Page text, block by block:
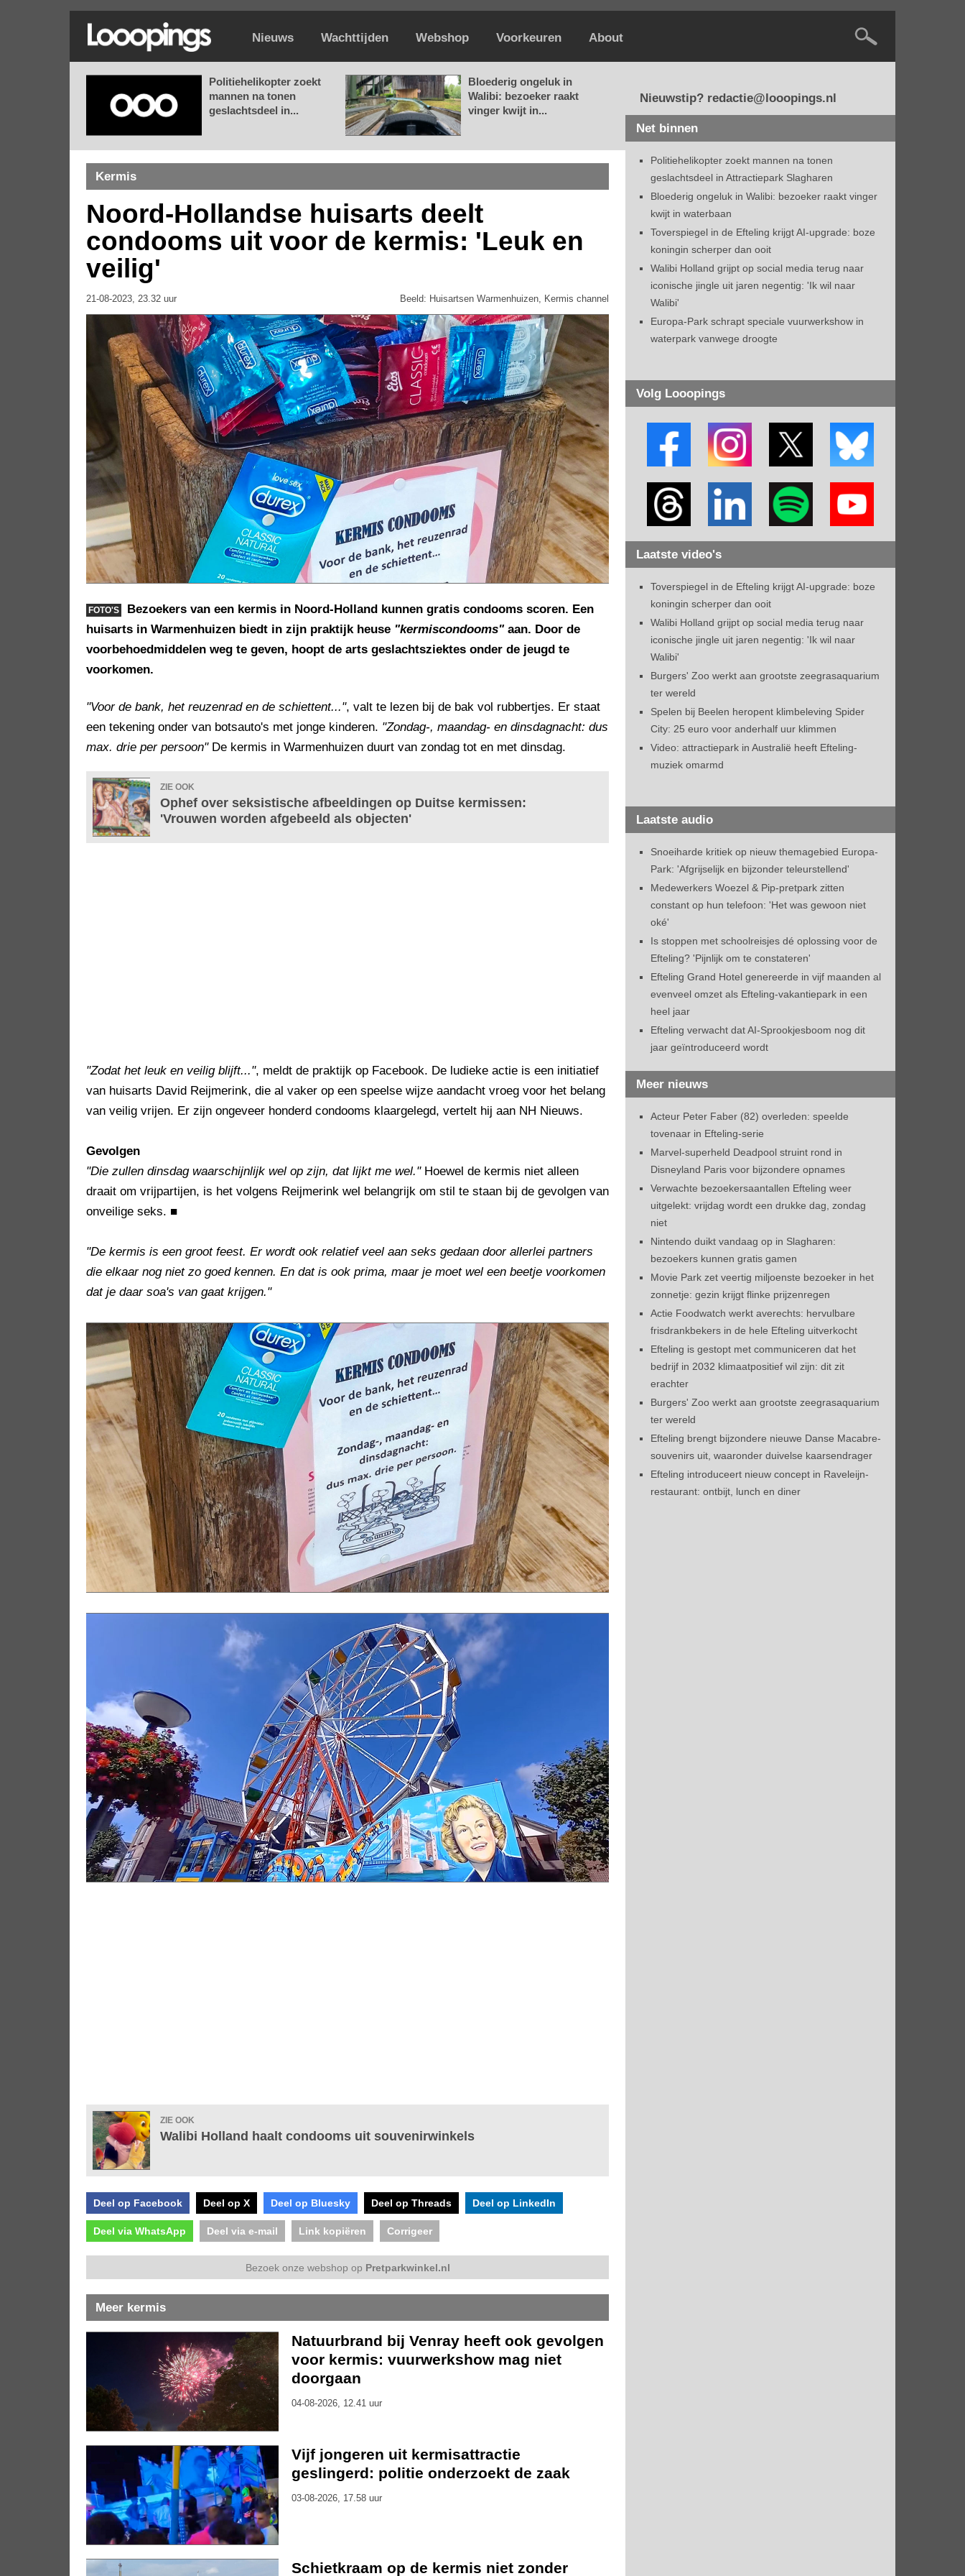
Nieuws Wachttijden Webshop Voorkeuren About
Politiehelikopter zoekt
mannen na tonen
geslachtsdeel in...
Bloederig ongeluk in
Walibi: bezoeker raakt
vinger kwijt in...
Kermis
Noord-Hollandse huisarts deelt
condooms uit voor de kermis: 'Leuk en
veilig'
21-08-2023, 23.32 uur Beeld: Huisartsen Warmenhuizen, Kermis channel
FOTO'S
Bezoekers van een kermis in Noord-Holland kunnen gratis condooms scoren. Een
huisarts in Warmenhuizen biedt in zijn praktijk heuse "kermiscondooms"aan. Door de
voorbehoedmiddelen weg te geven, hoopt de arts geslachtsziektes onder de jeugd te
voorkomen.
"Voor de bank, het reuzenrad en de schiettent...", valt te lezen bij de bak vol rubbertjes. Er staat
een tekening onder van botsauto's met jonge kinderen. "Zondag-, maandag- en dinsdagnacht: dus
max. drie per persoon"De kermis in Warmenhuizen duurt van zondag tot en met dinsdag.
ZIE OOK
Ophef over seksistische afbeeldingen op Duitse kermissen:
'Vrouwen worden afgebeeld als objecten'
"Zodat het leuk en veilig blijft...", meldt de praktijk op Facebook. De ludieke actie is een initiatief
van huisarts David Reijmerink, die al vaker op een speelse wijze aandacht vroeg voor het belang
van veilig vrijen. Er zijn ongeveer honderd condooms klaargelegd, vertelt hij aan NH Nieuws.
Gevolgen
"Die zullen dinsdag waarschijnlijk wel op zijn, dat lijkt me wel."Hoewel de kermis niet alleen
draait om vrijpartijen, is het volgens Reijmerink wel belangrijk om stil te staan bij de gevolgen van
onveilige seks. ■
"De kermis is een groot feest. Er wordt ook relatief veel aan seks gedaan door allerlei partners
die elkaar nog niet zo goed kennen. En dat is ook prima, maar je moet wel een beetje voorkomen
dat je daar soa's van gaat krijgen."
ZIE OOK
Walibi Holland haalt condooms uit souvenirwinkels
Deel op Facebook Deel op X Deel op Bluesky Deel op Threads Deel op LinkedIn
Deel via WhatsApp Deel via e-mail Link kopiëren Corrigeer
Bezoek onze webshop op Pretparkwinkel.nl
Meer kermis
Natuurbrand bij Venray heeft ook gevolgen
voor kermis: vuurwerkshow mag niet
doorgaan
04-08-2026, 12.41 uur
Vijf jongeren uit kermisattractie
geslingerd: politie onderzoekt de zaak
03-08-2026, 17.58 uur
Schietkraam op de kermis niet zonder
Nieuwstip? redactie@looopings.nl
Net binnen
Politiehelikopter zoekt mannen na tonen
geslachtsdeel in Attractiepark Slagharen
Bloederig ongeluk in Walibi: bezoeker raakt vinger
kwijt in waterbaan
Toverspiegel in de Efteling krijgt AI-upgrade: boze
koningin scherper dan ooit
Walibi Holland grijpt op social media terug naar
iconische jingle uit jaren negentig: 'Ik wil naar
Walibi'
Europa-Park schrapt speciale vuurwerkshow in
waterpark vanwege droogte
Volg Looopings
Laatste video's
Toverspiegel in de Efteling krijgt AI-upgrade: boze
koningin scherper dan ooit
Walibi Holland grijpt op social media terug naar
iconische jingle uit jaren negentig: 'Ik wil naar
Walibi'
Burgers' Zoo werkt aan grootste zeegrasaquarium
ter wereld
Spelen bij Beelen heropent klimbeleving Spider
City: 25 euro voor anderhalf uur klimmen
Video: attractiepark in Australië heeft Efteling-
muziek omarmd
Laatste audio
Snoeiharde kritiek op nieuw themagebied Europa-
Park: 'Afgrijselijk en bijzonder teleurstellend'
Medewerkers Woezel & Pip-pretpark zitten
constant op hun telefoon: 'Het was gewoon niet
oké'
Is stoppen met schoolreisjes dé oplossing voor de
Efteling? 'Pijnlijk om te constateren'
Efteling Grand Hotel genereerde in vijf maanden al
evenveel omzet als Efteling-vakantiepark in een
heel jaar
Efteling verwacht dat AI-Sprookjesboom nog dit
jaar geïntroduceerd wordt
Meer nieuws
Acteur Peter Faber (82) overleden: speelde
tovenaar in Efteling-serie
Marvel-superheld Deadpool struint rond in
Disneyland Paris voor bijzondere opnames
Verwachte bezoekersaantallen Efteling weer
uitgelekt: vrijdag wordt een drukke dag, zondag
niet
Nintendo duikt vandaag op in Slagharen:
bezoekers kunnen gratis gamen
Movie Park zet veertig miljoenste bezoeker in het
zonnetje: gezin krijgt flinke prijzenregen
Actie Foodwatch werkt averechts: hervulbare
frisdrankbekers in de hele Efteling uitverkocht
Efteling is gestopt met communiceren dat het
bedrijf in 2032 klimaatpositief wil zijn: dit zit
erachter
Burgers' Zoo werkt aan grootste zeegrasaquarium
ter wereld
Efteling brengt bijzondere nieuwe Danse Macabre-
souvenirs uit, waaronder duivelse kaarsendrager
Efteling introduceert nieuw concept in Raveleijn-
restaurant: ontbijt, lunch en diner